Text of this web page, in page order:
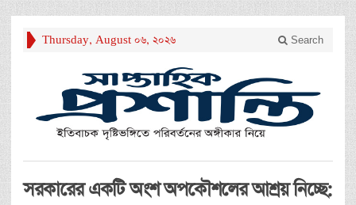
Thursday, August 06, 2026 Search
সরকারের একটি অংশ অপকৌশলের আশ্রয় নিচ্ছে: